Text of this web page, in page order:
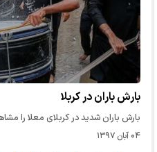
بارش باران در کربلا
بارش باران شدید در کربلای معلا را
۰۴ آبان ۱۳۹۷